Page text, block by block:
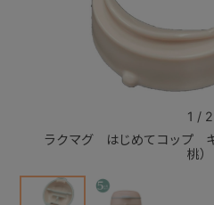
ラクマグ はじめてコップ
桃）
1 / 2